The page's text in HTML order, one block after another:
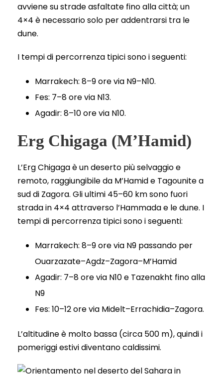
avviene su strade asfaltate fino alla città; un
4×4 è necessario solo per addentrarsi tra le
dune.
I tempi di percorrenza tipici sono i seguenti:
Marrakech: 8–9 ore via N9–N10.
Fes: 7–8 ore via N13.
Agadir: 8–10 ore via N10.
Erg Chigaga (M’Hamid)
L’Erg Chigaga è un deserto più selvaggio e
remoto, raggiungibile da M’Hamid e Tagounite a
sud di Zagora. Gli ultimi 45–60 km sono fuori
strada in 4×4 attraverso l’Hammada e le dune. I
tempi di percorrenza tipici sono i seguenti:
Marrakech: 8–9 ore via N9 passando per
Ouarzazate–Agdz–Zagora–M’Hamid
Agadir: 7–8 ore via N10 e Tazenakht fino alla
N9
Fes: 10–12 ore via Midelt–Errachidia–Zagora.
L’altitudine è molto bassa (circa 500 m), quindi i
pomeriggi estivi diventano caldissimi.